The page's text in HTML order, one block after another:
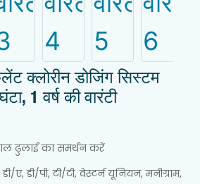
क्लोरीन डोजिंग सिस्टम
1 वर्ष की वारंटी
ढुलाई का समर्थन करें
ए, डी/पी, टी/टी, वेस्टर्न यूनियन, मनीग्राम,